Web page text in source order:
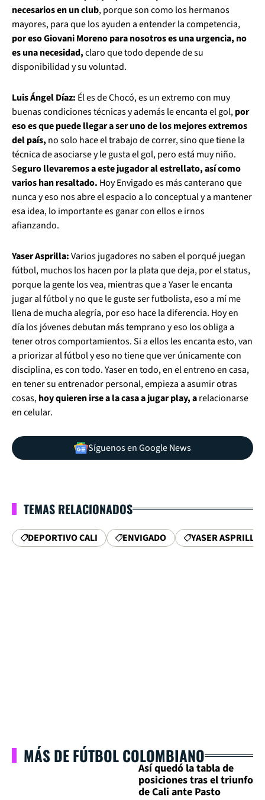
necesarios en un club, porque son como los hermanos
mayores, para que los ayuden a entender la competencia,
por eso Giovani Moreno para nosotros es una urgencia, no
es una necesidad,claro que todo depende de su
disponibilidad y su voluntad.
Luis Ángel Díaz: Él es de Chocó, es un extremo con muy
buenas condiciones técnicas y además le encanta el gol,por
eso es que puede llegar a ser uno de los mejores extremos
del país, no solo hace el trabajo de correr, sino que tiene la
técnica de asociarse y le gusta el gol, pero está muy niño.
Seguro llevaremos a este jugador al estrellato, así como
varios han resaltado. Hoy Envigado es más canterano que
nunca y eso nos abre el espacio a lo conceptual y a mantener
esa idea, lo importante es ganar con ellos e irnos
afianzando.
Yaser Asprilla:Varios jugadores no saben el porqué juegan
fútbol, muchos los hacen por la plata que deja, por el status,
porque la gente los vea, mientras que a Yaser le encanta
jugar al fútbol y no que le guste ser futbolista, eso a mí me
llena de mucha alegría, por eso hace la diferencia. Hoy en
día los jóvenes debutan más temprano y eso los obliga a
tener otros comportamientos. Si a ellos les encanta esto, van
a priorizar al fútbol y eso no tiene que ver únicamente con
disciplina, es con todo. Yaser en todo, en el entreno en casa,
en tener su entrenador personal, empieza a asumir otras
cosas,hoy quieren irse a la casa a jugar play, arelacionarse
en celular.
Síguenos en Google News
TEMAS RELACIONADOS
DEPORTIVO CALI ENVIGADO YASER ASPRILLA
MÁS DE FÚTBOL COLOMBIANO
Así quedó la tabla de
posiciones tras el triunfo
de Cali ante Pasto